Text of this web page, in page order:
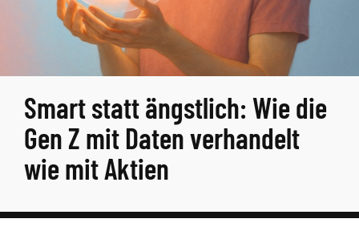
Smart statt ängstlich: Wie die
Gen Z mit Daten verhandelt
wie mit Aktien